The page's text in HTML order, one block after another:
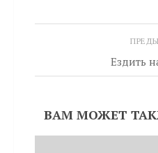
Ездить
ВАМ МОЖЕТ